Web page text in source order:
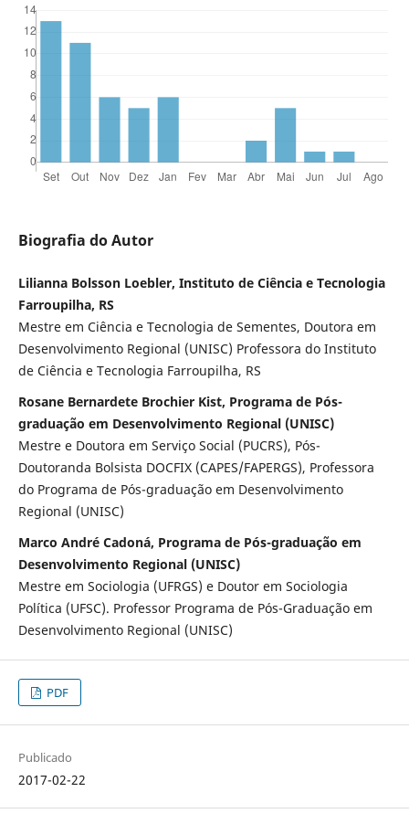
Biografia do Autor
Lilianna Bolsson Loebler, Instituto de Ciência e Tecnologia
Farroupilha, RS
Mestre em Ciência e Tecnologia de Sementes, Doutora em
Desenvolvimento Regional (UNISC) Professora do Instituto
de Ciência e Tecnologia Farroupilha, RS
Rosane Bernardete Brochier Kist, Programa de Pós-
graduação em Desenvolvimento Regional (UNISC)
Mestre e Doutora em Serviço Social (PUCRS), Pós-
Doutoranda Bolsista DOCFIX (CAPES/FAPERGS), Professora
do Programa de Pós-graduação em Desenvolvimento
Regional (UNISC)
Marco André Cadoná, Programa de Pós-graduação em
Desenvolvimento Regional (UNISC)
Mestre em Sociologia (UFRGS) e Doutor em Sociologia
Política (UFSC). Professor Programa de Pós-Graduação em
Desenvolvimento Regional (UNISC)
PDF
Publicado
2017-02-22